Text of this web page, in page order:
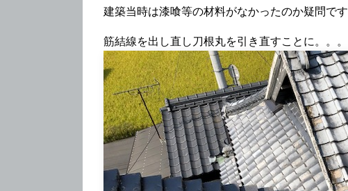
建築当時は漆喰等の材料がなかったのか疑問です
筋結線を出し直し刀根丸を引き直すことに。。。